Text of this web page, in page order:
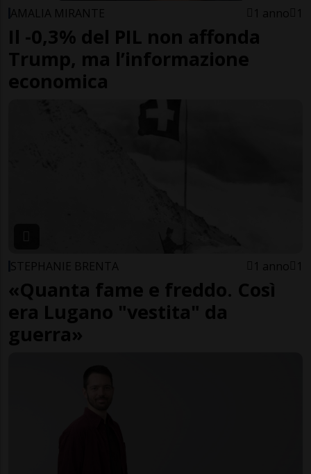
AMALIA MIRANTE 1 anno 1
Il -0,3% del PIL non affonda
Trump, ma l’informazione
economica
STEPHANIE BRENTA 1 anno 1
«Quanta fame e freddo. Così
era Lugano "vestita" da
guerra»